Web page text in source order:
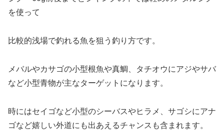
を使って
比較的浅場で釣れる魚を狙う釣り方です。
メバルやカサゴの小型根魚や真鯛、タチオウにアジやサバ
など小型青物が主なターゲットになります。
時にはセイゴなど小型のシーバスやヒラメ、サゴシにアナ
ゴなど嬉しい外道にも出あえるチャンスも含まれます。